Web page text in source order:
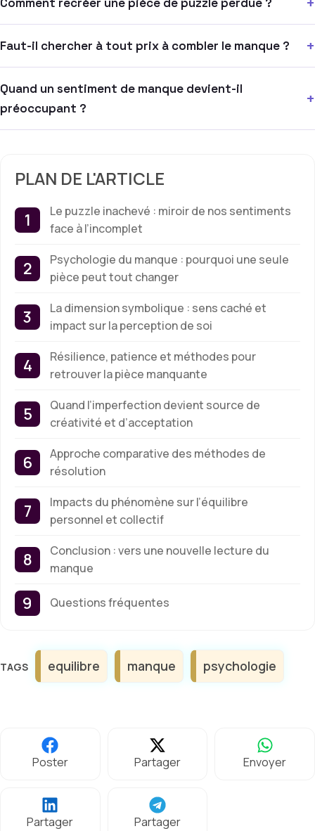
Faut-il chercher à tout prix à combler le manque ? +
Quand un sentiment de manque devient-il
préoccupant ?
+
PLAN DE L'ARTICLE
Le puzzle inachevé : miroir de nos sentiments
face à l’incomplet
Psychologie du manque : pourquoi une seule
pièce peut tout changer
La dimension symbolique : sens caché et
impact sur la perception de soi
Résilience, patience et méthodes pour
retrouver la pièce manquante
Quand l’imperfection devient source de
créativité et d’acceptation
Approche comparative des méthodes de
résolution
Impacts du phénomène sur l’équilibre
personnel et collectif
Conclusion : vers une nouvelle lecture du
manque
Questions fréquentes
Étiquettes
equilibre manque psychologie
Poster Partager Envoyer
Partager Partager